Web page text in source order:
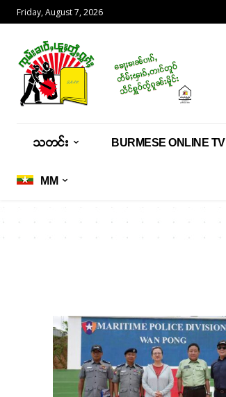
Friday, August 7, 2026
သတင်း BURMESE ONLINE TV
MM